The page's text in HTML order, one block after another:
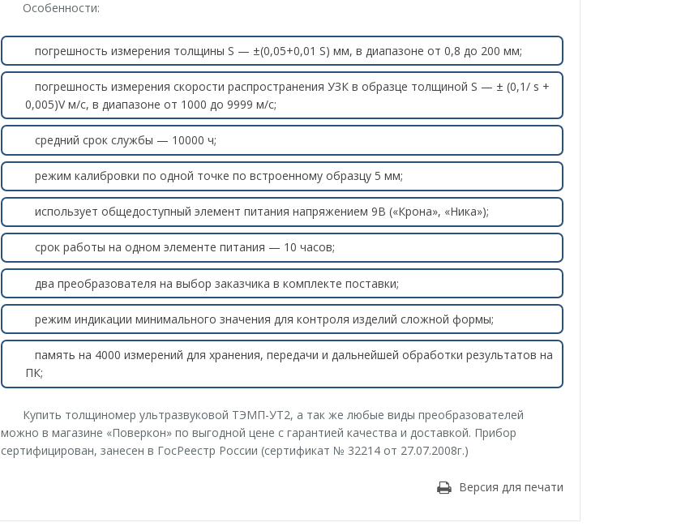
Особенности:
погрешность измерения толщины S — ±(0,05+0,01 S) мм, в диапазоне от 0,8 до 200 мм;
погрешность измерения скорости распространения УЗК в образце толщиной S — ± (0,1/ s +
0,005)V м/с, в диапазоне от 1000 до 9999 м/с;
средний срок службы — 10000 ч;
режим калибровки по одной точке по встроенному образцу 5 мм;
использует общедоступный элемент питания напряжением 9В («Крона», «Ника»);
срок работы на одном элементе питания — 10 часов;
два преобразователя на выбор заказчика в комплекте поставки;
режим индикации минимального значения для контроля изделий сложной формы;
память на 4000 измерений для хранения, передачи и дальнейшей обработки результатов на
ПК;
Купить толщиномер ультразвуковой ТЭМП-УT2, а так же любые виды преобразователей
можно в магазине «Поверкон» по выгодной цене с гарантией качества и доставкой. Прибор
сертифицирован, занесен в ГосРеестр России (сертификат № 32214 от 27.07.2008г.)
Версия для печати